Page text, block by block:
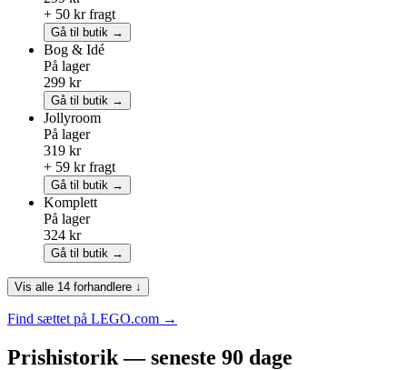
+ 50 kr fragt
Gå til butik →
Bog & Idé
På lager
299 kr
Gå til butik →
Jollyroom
På lager
319 kr
+ 59 kr fragt
Gå til butik →
Komplett
På lager
324 kr
Gå til butik →
Vis alle 14 forhandlere ↓
Find sættet på LEGO.com →
Prishistorik — seneste 90 dage